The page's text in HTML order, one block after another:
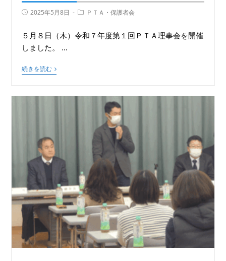
2025年5月8日 ＰＴＡ・保護者会
５月８日（木）令和７年度第１回ＰＴＡ理事会を開催
しました。 …
続きを読む